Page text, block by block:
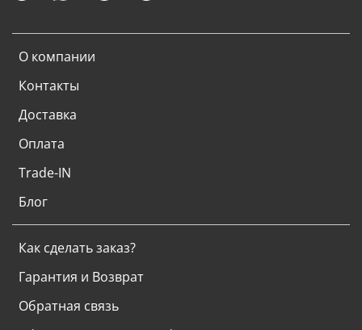
О компании
Контакты
Доставка
Оплата
Trade-IN
Блог
Как сделать заказ?
Гарантия и Возврат
Обратная связь